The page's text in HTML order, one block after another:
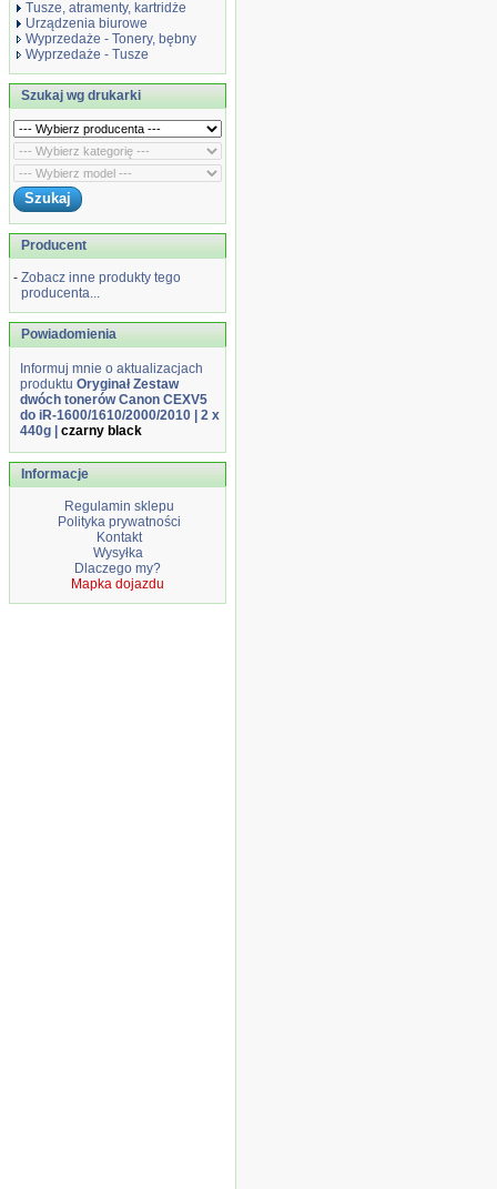
Tusze, atramenty, kartridże
Urządzenia biurowe
Wyprzedaże - Tonery, bębny
Wyprzedaże - Tusze
Szukaj wg drukarki
Producent
- Zobacz inne produkty tego
producenta...
Powiadomienia
Informuj mnie o aktualizacjach
produktu Oryginał Zestaw
dwóch tonerów Canon CEXV5
do iR-1600/1610/2000/2010 | 2 x
440g | czarny black
Informacje
Regulamin sklepu
Polityka prywatności
Kontakt
Wysyłka
Dlaczego my?
Mapka dojazdu